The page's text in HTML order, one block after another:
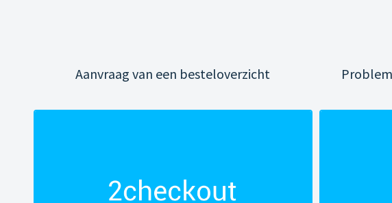
Aanvraag van een besteloverzicht